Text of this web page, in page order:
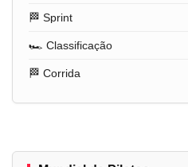
🏁 Sprint
🏎️ Classificação
🏁 Corrida